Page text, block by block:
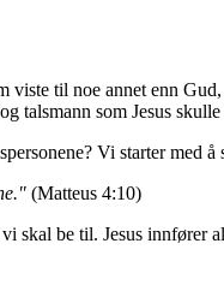
til noe annet enn
talsmann som Jesus
Vi starter med
(Matteus 4:10)
skal be til. Jesus innfører